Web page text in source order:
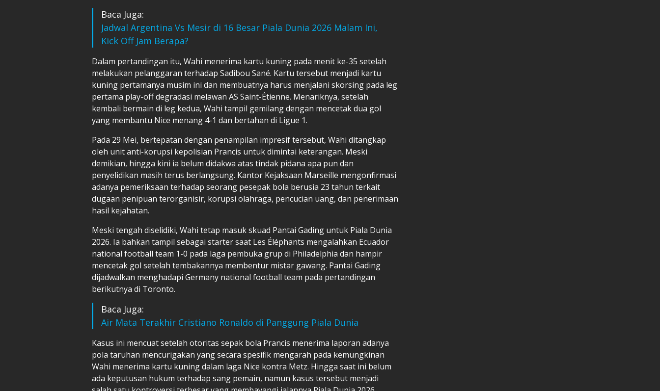
Baca Juga:
Jadwal Argentina Vs Mesir di 16 Besar Piala Dunia 2026 Malam Ini,
Kick Off Jam Berapa?
Dalam pertandingan itu, Wahi menerima kartu kuning pada menit ke-35 setelah
melakukan pelanggaran terhadap Sadibou Sané. Kartu tersebut menjadi kartu
kuning pertamanya musim ini dan membuatnya harus menjalani skorsing pada leg
pertama play-off degradasi melawan AS Saint-Étienne. Menariknya, setelah
kembali bermain di leg kedua, Wahi tampil gemilang dengan mencetak dua gol
yang membantu Nice menang 4-1 dan bertahan di Ligue 1.
Pada 29 Mei, bertepatan dengan penampilan impresif tersebut, Wahi ditangkap
oleh unit anti-korupsi kepolisian Prancis untuk dimintai keterangan. Meski
demikian, hingga kini ia belum didakwa atas tindak pidana apa pun dan
penyelidikan masih terus berlangsung. Kantor Kejaksaan Marseille mengonfirmasi
adanya pemeriksaan terhadap seorang pesepak bola berusia 23 tahun terkait
dugaan penipuan terorganisir, korupsi olahraga, pencucian uang, dan penerimaan
hasil kejahatan.
Meski tengah diselidiki, Wahi tetap masuk skuad Pantai Gading untuk Piala Dunia
2026. Ia bahkan tampil sebagai starter saat Les Éléphants mengalahkan Ecuador
national football team 1-0 pada laga pembuka grup di Philadelphia dan hampir
mencetak gol setelah tembakannya membentur mistar gawang. Pantai Gading
dijadwalkan menghadapi Germany national football team pada pertandingan
berikutnya di Toronto.
Baca Juga:
Air Mata Terakhir Cristiano Ronaldo di Panggung Piala Dunia
Kasus ini mencuat setelah otoritas sepak bola Prancis menerima laporan adanya
pola taruhan mencurigakan yang secara spesifik mengarah pada kemungkinan
Wahi menerima kartu kuning dalam laga Nice kontra Metz. Hingga saat ini belum
ada keputusan hukum terhadap sang pemain, namun kasus tersebut menjadi